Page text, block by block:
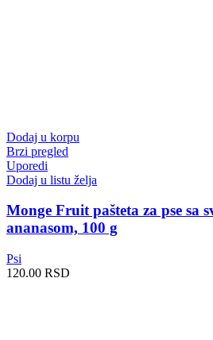
Dodaj u korpu
Brzi pregled
Uporedi
Dodaj u listu želja
Monge Fruit pašteta za pse sa
ananasom, 100 g
Psi
120.00 RSD